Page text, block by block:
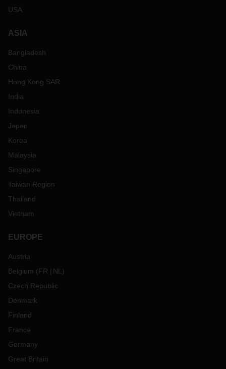
USA
ASIA
Bangladesh
China
Hong Kong SAR
India
Indonesia
Japan
Korea
Malaysia
Singapore
Taiwan Region
Thailand
Vietnam
EUROPE
Austria
Belgium (FR NL )
Czech Republic
Denmark
Finland
France
Germany
Great Britain